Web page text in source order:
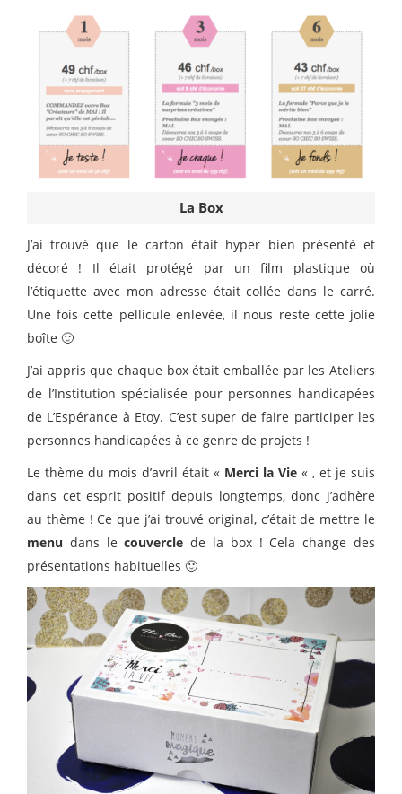
La Box
J’ai trouvé que le carton était hyper bien présenté et
décoré ! Il était protégé par un film plastique où
l’étiquette avec mon adresse était collée dans le carré.
Une fois cette pellicule enlevée, il nous reste cette jolie
boîte 🙂
J’ai appris que chaque box était emballée par les Ateliers
de l’Institution spécialisée pour personnes handicapées
de L’Espérance à Etoy. C’est super de faire participer les
personnes handicapées à ce genre de projets !
Le thème du mois d’avril était « Merci la Vie « , et je suis
dans cet esprit positif depuis longtemps, donc j’adhère
au thème ! Ce que j’ai trouvé original, c’était de mettre le
menu dans lecouvercle de la box ! Cela change des
présentations habituelles 🙂